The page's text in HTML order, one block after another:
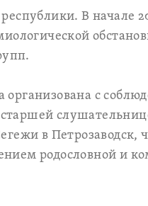
В начале
с
в Петрозаводск,
родословной и